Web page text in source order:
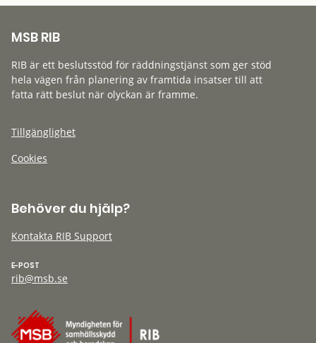
MSB RIB
RIB är ett beslutsstöd för räddningstjänst som ger stöd
hela vägen från planering av framtida insatser till att
fatta rätt beslut när olyckan är framme.
Tillgänglighet
Cookies
Behöver du hjälp?
Kontakta RIB Support
E-POST
rib@msb.se